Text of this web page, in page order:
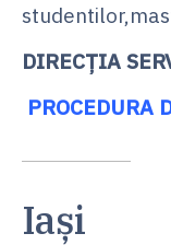
DIRECŢIA
PROCEDURA
Iași